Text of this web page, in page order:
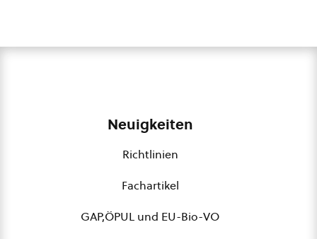
Neuigkeiten
Richtlinien
Fachartikel
GAP,ÖPUL und EU-Bio-VO